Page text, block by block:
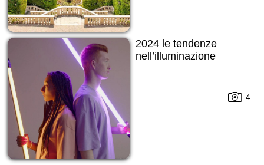
2024 le tendenze
nell’illuminazione
4